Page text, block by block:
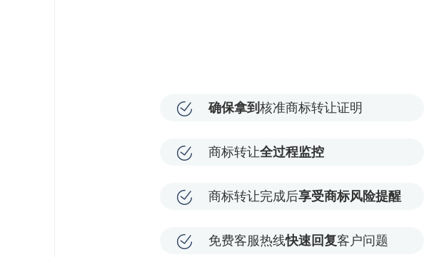
确保拿到 核准商标转让证明
商标转让全过程监控
商标转让完成后享受商标风险提醒
免费客服热线快速回复客户问题